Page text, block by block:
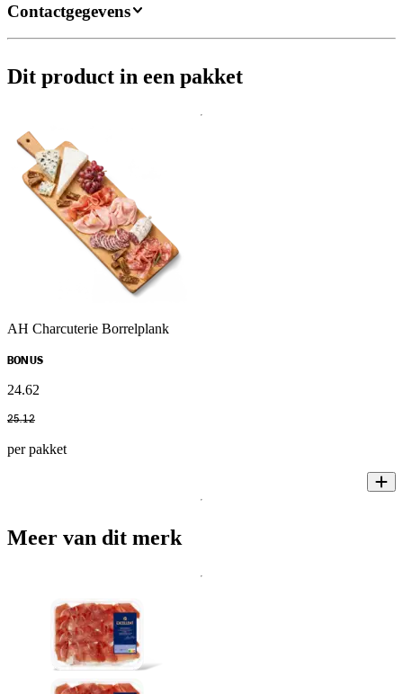
Contactgegevens
Dit product in een pakket
AH Charcuterie Borrelplank
BONUS
24.62
25.12
per pakket
Meer van dit merk